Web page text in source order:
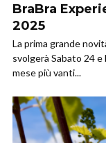
BraBra
2025
La prima grande
svolgerà Sabato 24
mese più vanti...